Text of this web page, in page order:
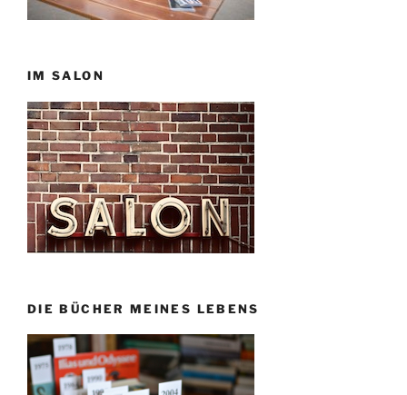
IM SALON
DIE BÜCHER MEINES LEBENS